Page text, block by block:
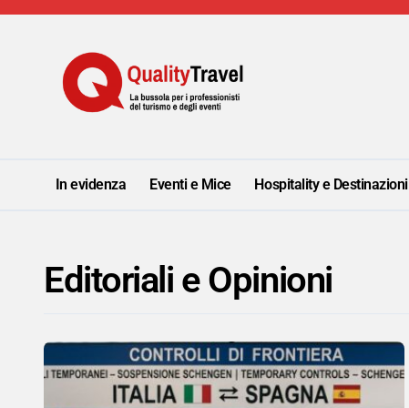
In evidenza Eventi e Mice Hospitality e Destinazioni
Editoriali e Opinioni